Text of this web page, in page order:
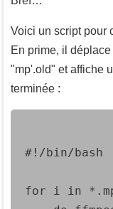
Voici un script pour
En prime, il
"mp'.old" et affiche
terminée :
#!/bin/bash
for i in